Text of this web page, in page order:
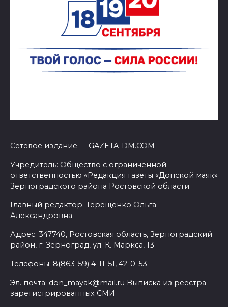
Сетевое издание — GAZETA-DM.COM
Учредитель: Общество с ограниченной
ответственностью «Редакция газеты «Донской маяк»
Зерноградского района Ростовской области
Главный редактор: Терещенко Ольга
Александровна
Адрес: 347740, Ростовская область, Зерноградский
район, г. Зерноград, ул. К. Маркса, 13
Телефоны: 8(863-59) 4-11-51, 42-0-53
Эл. почта: don_mayak@mail.ru Выписка из реестра
зарегистрированных СМИ